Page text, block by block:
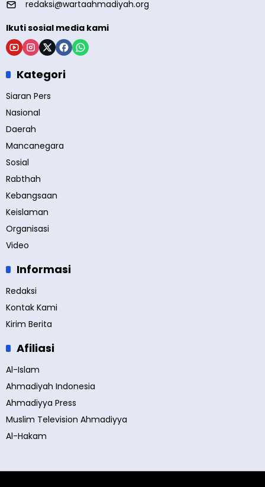
redaksi@wartaahmadiyah.org
Ikuti sosial media kami
Kategori
Siaran Pers
Nasional
Daerah
Mancanegara
Sosial
Rabthah
Kebangsaan
Keislaman
Organisasi
Video
Informasi
Redaksi
Kontak Kami
Kirim Berita
Afiliasi
Al-Islam
Ahmadiyah Indonesia
Ahmadiyya Press
Muslim Television Ahmadiyya
Al-Hakam